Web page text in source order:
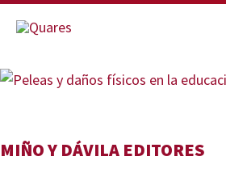
MIÑO Y DÁVILA EDITORES